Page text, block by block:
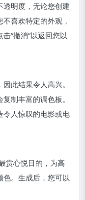
明度，无论您创建
喜欢特定的外观，
”撤消”以返回您以
此结果令人高兴。
制丰富的调色板。
令人惊叹的电影或电
赏心悦目的，为高
。生成后，您可以